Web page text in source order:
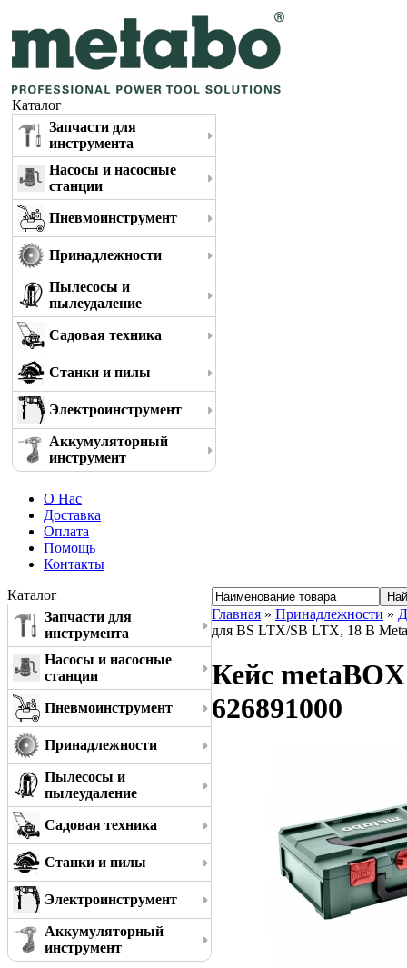
Каталог
Запчасти для
инструмента
Насосы и насосные
станции
Пневмоинструмент
Принадлежности
Пылесосы и
пылеудаление
Садовая техника
Станки и пилы
Электроинструмент
Аккумуляторный
инструмент
О Нас
Доставка
Оплата
Помощь
Контакты
Каталог
Запчасти для
инструмента
Насосы и насосные
станции
Пневмоинструмент
Принадлежности
Пылесосы и
пылеудаление
Садовая техника
Станки и пилы
Электроинструмент
Аккумуляторный
инструмент
Главная » Принадлежности »
для BS LTX/SB LTX, 18 В
Кейс
626891000